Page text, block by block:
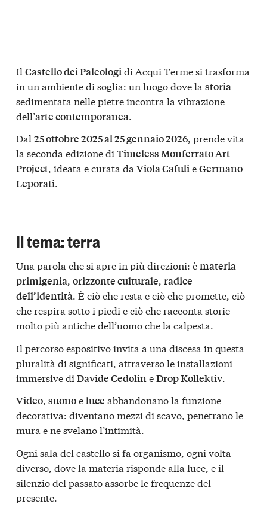
Il Castello dei Paleologidi Acqui Terme si trasforma
in un ambiente di soglia: un luogo dove la storia
sedimentata nelle pietre incontra la vibrazione
dell’arte contemporanea.
Dal 25 ottobre 2025 al 25 gennaio 2026, prende vita
la seconda edizione di Timeless Monferrato Art
Project, ideata e curata da Viola CafulieGermano
Leporati.
Il tema: terra
Una parola che si apre in più direzioni: èmateria
primigenia, orizzonte culturale, radice
dell’identità. È ciò che resta e ciò che promette, ciò
che respira sotto i piedi e ciò che racconta storie
molto più antiche dell’uomo che la calpesta.
Il percorso espositivo invita a una discesa in questa
pluralità di significati, attraverso le installazioni
immersive di Davide CedolineDrop Kollektiv.
Video, suonoeluce abbandonano la funzione
decorativa: diventano mezzi di scavo, penetrano le
mura e ne svelano l’intimità.
Ogni sala del castello si fa organismo, ogni volta
diverso, dove la materia risponde alla luce, e il
silenzio del passato assorbe le frequenze del
presente.